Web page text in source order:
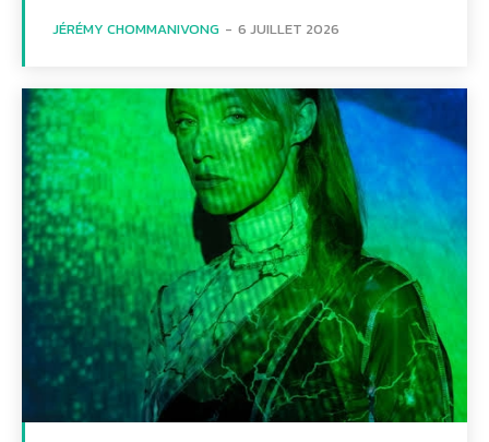
JÉRÉMY CHOMMANIVONG - 6 JUILLET 2026